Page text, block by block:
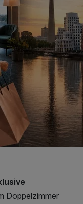
Doppelzimmer